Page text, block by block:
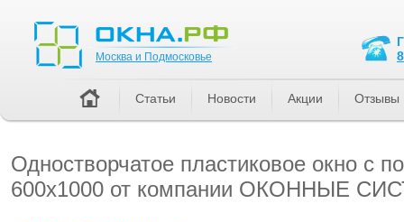
Одностворчатое пластиковое окно с
600x1000 от компании ОКОННЫЕ
Москва и Подмосковье
Статьи Новости Акции Отзывы